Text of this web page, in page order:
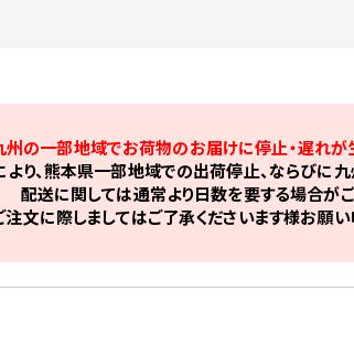
州の一部地域でお荷物のお届けに停止・遅れが
り、熊本県一部地域での出荷停止、ならびに九
配送に関しては通常より日数を要する場合がご
注文に際しましてはご了承くださいます様お願い